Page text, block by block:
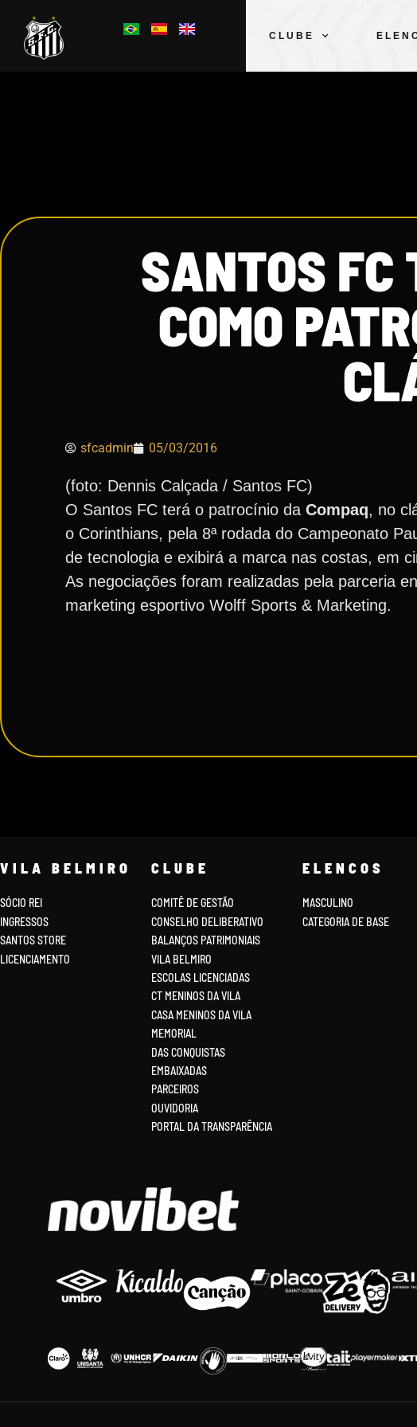
CLUBE
SANTOS FC
COMO
sfcadmin 05/03/2016
(foto: Dennis Calçada / Santos FC)
O Santos FC terá o patrocínio da Compaq, no
o Corinthians, pela 8ª rodada do Campeonato
de tecnologia e exibirá a marca nas costas, em
As negociações foram realizadas pela parceria
marketing esportivo Wolff Sports & Marketing.
VILA BELMIRO
SÓCIO REI
INGRESSOS
SANTOS STORE
LICENCIAMENTO
CLUBE
COMITÊ DE GESTÃO
CONSELHO DELIBERATIVO
BALANÇOS PATRIMONIAIS
VILA BELMIRO
ESCOLAS LICENCIADAS
CT MENINOS DA VILA
CASA MENINOS DA VILA
MEMORIAL
DAS CONQUISTAS
EMBAIXADAS
PARCEIROS
OUVIDORIA
PORTAL DA TRANSPARÊNCIA
ELENCOS
MASCULINO
CATEGORIA DE BASE